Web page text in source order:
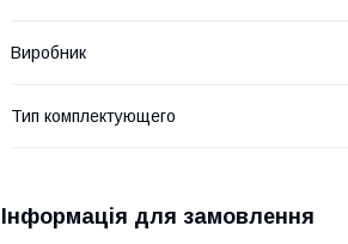
Виробник
Тип комплектующего
Інформація для замовлення